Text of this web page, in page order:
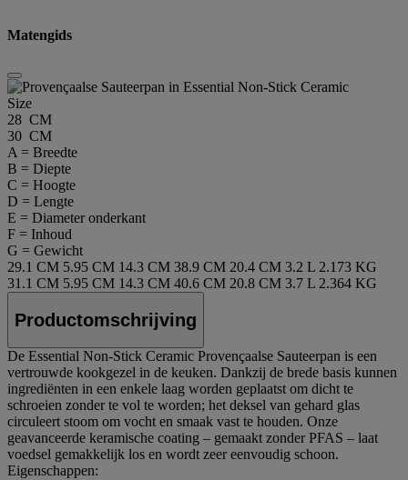
Matengids
Size
28 CM
30 CM
A = Breedte
B = Diepte
C = Hoogte
D = Lengte
E = Diameter onderkant
F = Inhoud
G = Gewicht
29.1 CM 5.95 CM 14.3 CM 38.9 CM 20.4 CM 3.2 L 2.173 KG
31.1 CM 5.95 CM 14.3 CM 40.6 CM 20.8 CM 3.7 L 2.364 KG
Productomschrijving
De Essential Non-Stick Ceramic Provençaalse Sauteerpan is een
vertrouwde kookgezel in de keuken. Dankzij de brede basis kunnen
ingrediënten in een enkele laag worden geplaatst om dicht te
schroeien zonder te vol te worden; het deksel van gehard glas
circuleert stoom om vocht en smaak vast te houden. Onze
geavanceerde keramische coating – gemaakt zonder PFAS – laat
voedsel gemakkelijk los en wordt zeer eenvoudig schoon.
Eigenschappen: